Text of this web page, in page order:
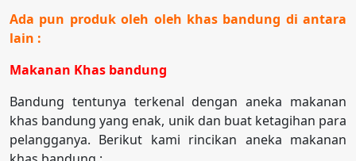
Ada pun produk oleh oleh khas bandung di antara
lain :
Makanan Khas bandung
Bandung tentunya terkenal dengan aneka makanan
khas bandung yang enak, unik dan buat ketagihan para
pelangganya. Berikut kami rincikan aneka makanan